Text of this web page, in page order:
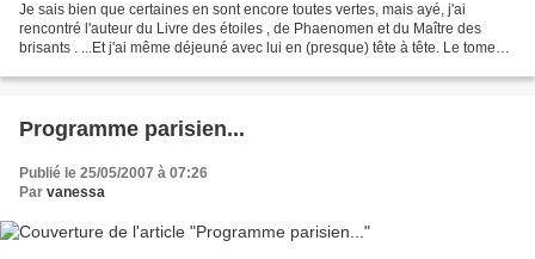
Je sais bien que certaines en sont encore toutes vertes, mais ayé, j'ai
rencontré l'auteur du Livre des étoiles , de Phaenomen et du Maître des
brisants . ...Et j'ai même déjeuné avec lui en (presque) tête à tête. Le tome
Programme parisien...
Publié le 25/05/2007 à 07:26
Par vanessa